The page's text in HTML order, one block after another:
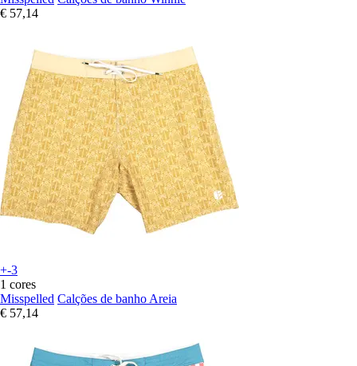
€ 57,14
+-3
1 cores
Misspelled Calções de banho Areia
€ 57,14